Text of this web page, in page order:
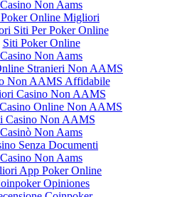
Casino Non Aams
Online Migliori
Siti Per Poker Online
Siti Poker Online
Casino Non Aams
Stranieri Non AAMS
Non AAMS Affidabile
Casino Non AAMS
Online Non AAMS
Casino Non AAMS
Casinò Non Aams
Senza Documenti
Casino Non Aams
App Poker Online
Opiniones